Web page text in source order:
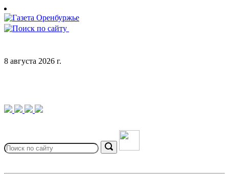
Skip
to
content
8 августа 2026 г.
for:
Search